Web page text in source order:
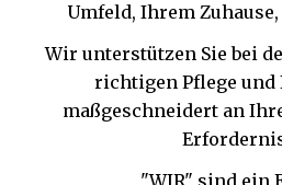
Umfeld, Ihrem Zuhause,
Wir unterstützen Sie bei
richtigen Pflege und
maßgeschneidert an
"WIR" sind ein